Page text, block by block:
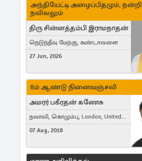
அந்தியேட்டி அழைப்பிதழும், நன்றி
நவிலலும்
திரு சின்னத்தம்பி இராமநாதன்
நெடுந்தீவு மேற்கு, கண்டாவளை
27 Jun, 2026
8ம் ஆண்டு நினைவஞ்சலி
அமரர் பகீரதன் கணேசு
நவாலி, கொழும்பு, London, United
Kingdom
07 Aug, 2018